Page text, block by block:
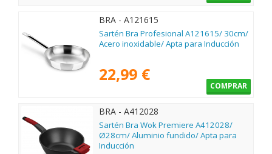
BRA - A121615
Sartén Bra Profesional A121615/ 30cm/
Acero inoxidable/ Apta para Inducción
22,99 €
COMPRAR
BRA - A412028
Sartén Bra Wok Premiere A412028/
Ø28cm/ Aluminio fundido/ Apta para
Inducción